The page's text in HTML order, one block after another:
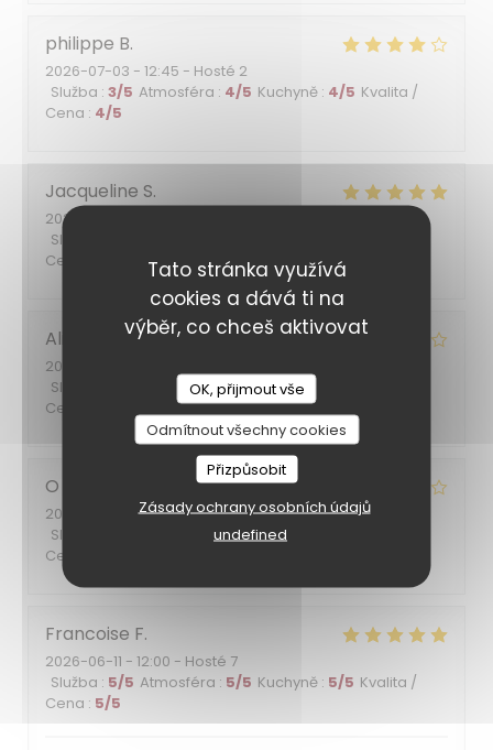
Tato stránka využívá
cookies a dává ti na
výběr, co chceš aktivovat
OK, přijmout vše
Odmítnout všechny cookies
Přizpůsobit
Zásady ochrany osobních údajů
undefined
philippe B
2026-07-03 - 12:45 - Hosté 2
Služba : 3/5 Atmosféra : 4/5 Kuchyně : 4/5 Kvalita /
Cena : 4/5
Jacqueline S
2026-06-30
Služba
Cena
Alina
2026-06-26
Služba
Atmosféra : 5/5 Kuchyně
Cena
O
2026-06-14
- 12:00 - Hosté 3
Služba
Atmosféra:5/5 Kuchyně
Cena
Francoise F
2026-06-11 - 12:00 - Hosté 7
Služba : 5/5 Atmosféra : 5/5 Kuchyně : 5/5 Kvalita /
Cena : 5/5